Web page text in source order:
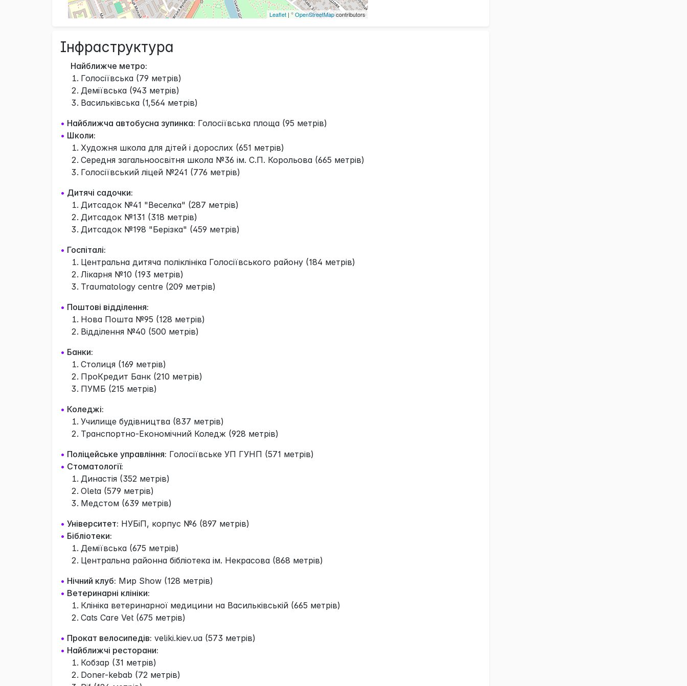
Leaflet| ©OpenStreetMapcontributors
Інфраструктура
Найближче метро:
Голосіївська (79 метрів)
Деміївська (943 метрів)
Васильківська (1,564 метрів)
• Найближча автобусна зупинка: Голосіївська площа (95 метрів)
• Школи:
Художня школа для дітей і дорослих (651 метрів)
Середня загальноосвітня школа №36 ім. С.П. Корольова (665 метрів)
Голосіївський ліцей №241 (776 метрів)
• Дитячі садочки:
Дитсадок №41 "Веселка" (287 метрів)
Дитсадок №131 (318 метрів)
Дитсадок №198 "Берізка" (459 метрів)
• Госпіталі:
Центральна дитяча поліклініка Голосіївського району (184 метрів)
Лікарня №10 (193 метрів)
Traumatology centre (209 метрів)
• Поштові відділення:
Нова Пошта №95 (128 метрів)
Відділення №40 (500 метрів)
• Банки:
Столиця (169 метрів)
ПроКредит Банк (210 метрів)
ПУМБ (215 метрів)
• Коледжі:
Училище будівництва (837 метрів)
Транспортно-Економічний Коледж (928 метрів)
• Поліцейське управління: Голосіївське УП ГУНП (571 метрів)
• Стоматології:
Династія (352 метрів)
Oleta (579 метрів)
Медстом (639 метрів)
• Університет: НУБіП, корпус №6 (897 метрів)
• Бібліотеки:
Деміївська (675 метрів)
Центральна районна бібліотека ім. Некрасова (868 метрів)
• Нічний клуб: Мир Show (128 метрів)
• Ветеринарні клініки:
Клініка ветеринарної медицини на Васильківській (665 метрів)
Cats Care Vet (675 метрів)
• Прокат велосипедів: veliki.kiev.ua (573 метрів)
• Найближчі ресторани:
Кобзар (31 метрів)
Doner-kebab (72 метрів)